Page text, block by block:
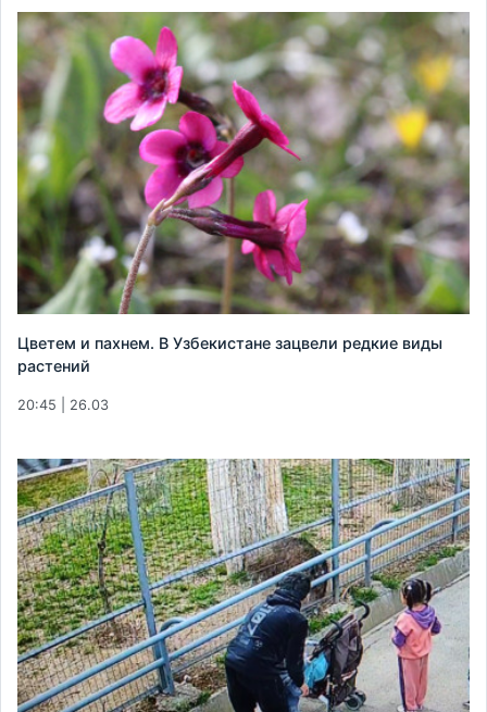
Цветем и пахнем. В Узбекистане зацвели редкие виды
растений
20:45 | 26.03